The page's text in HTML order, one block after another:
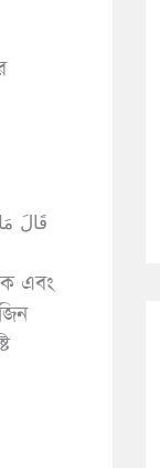
এবং
মানব সমাচার